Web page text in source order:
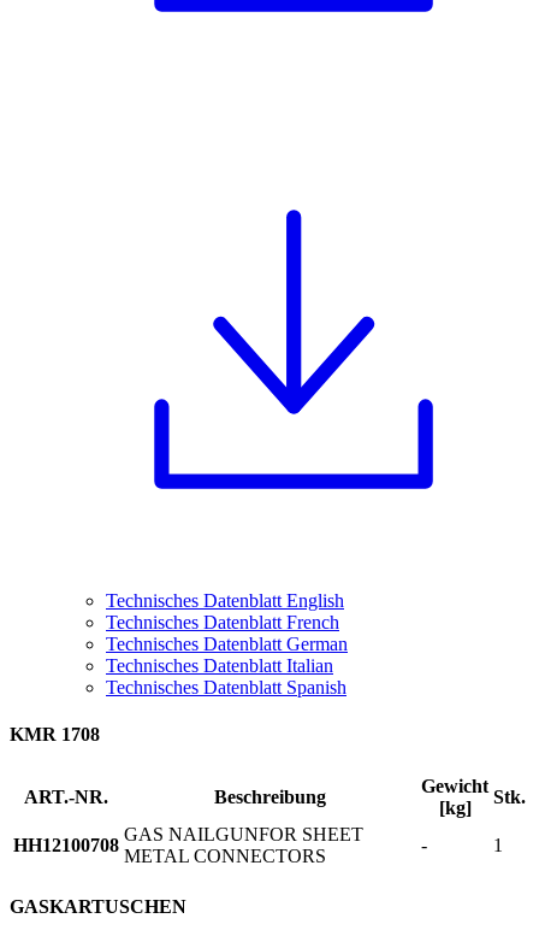
Technisches Datenblatt English
Technisches Datenblatt French
Technisches Datenblatt German
Technisches Datenblatt Italian
Technisches Datenblatt Spanish
KMR 1708
ART.-NR. Beschreibung
Gewicht
[kg]
Stk.
HH12100708
GAS NAILGUNFOR SHEET
METAL CONNECTORS
- 1
GASKARTUSCHEN